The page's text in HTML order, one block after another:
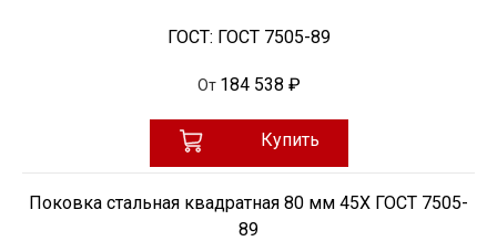
ГОСТ: ГОСТ 7505-89
От 184 538 ₽
Купить
Поковка стальная квадратная 80 мм 45Х ГОСТ 7505-
89